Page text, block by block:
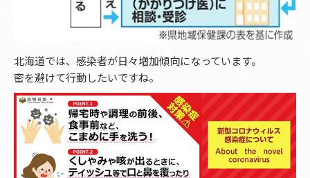
北海道では、感染者が日々増加傾向になっています。
密を避けて行動したいですね。